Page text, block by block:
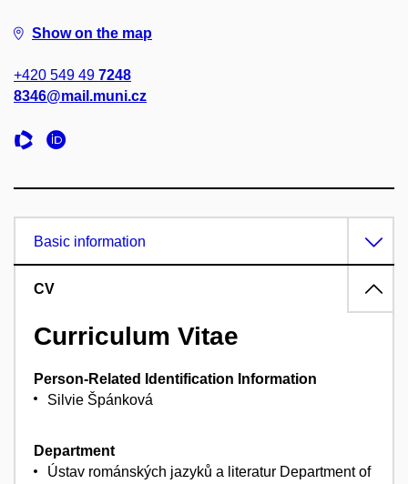
Show on the map
+420 549 49 7248
8346@mail.muni.cz
Basic information
CV
Curriculum Vitae
Person-Related Identification Information
Silvie Špánková
Department
Ústav románských jazyků a literatur Department of